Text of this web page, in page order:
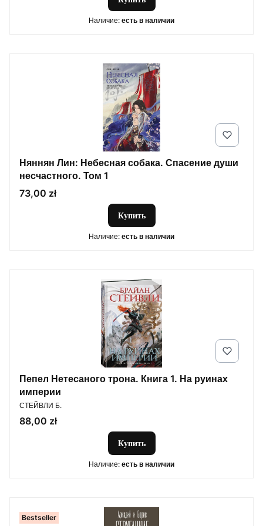
Наличие: есть в наличии
Няннян Лин: Небесная собака. Спасение души
несчастного. Том 1
Цена
73,00 zł
Купить
Наличие: есть в наличии
Пепел Нетесаного трона. Книга 1. На руинах
империи
ПРОИЗВОДИТЕЛЬ
СТЕЙВЛИ Б.
Цена
88,00 zł
Купить
Наличие: есть в наличии
Bestseller